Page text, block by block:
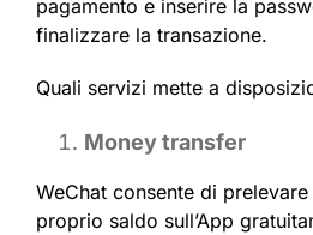
pagamento e inserire la
finalizzare la transazione.
Quali servizi mette a
Money transfer
WeChat consente di
proprio saldo sull’App